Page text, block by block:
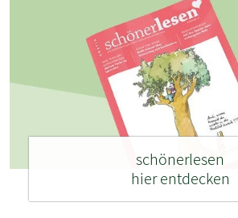
schönerlesen
hier entdecken